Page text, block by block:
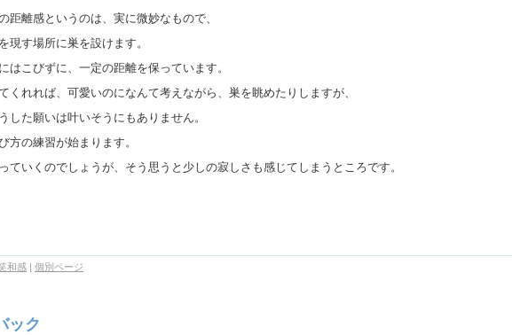
距離感というのは、実に微妙なもので、
現す場所に巣を設けます。
はこびずに、一定の距離を保っています。
くれれば、可愛いのになんて考えながら、巣を眺めたりしますが、
した願いは叶いそうにもありません。
方の練習が始まります。
ていくのでしょうが、そう思うと少しの寂しさも感じてしまうところです。
和感 | 個別ページ
ック